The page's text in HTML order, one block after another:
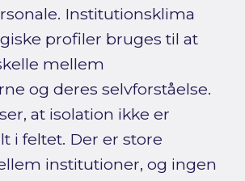
Institutionsklima
profiler bruges til at
mellem
og deres selvforståelse.
at isolation ikke er
i feltet. Der er store
institutioner, og ingen